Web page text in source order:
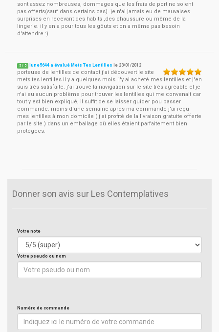
sont assez nombreuses, dommages que les frais de port ne soient
pas offerts(sauf dans certains cas). je n'ai jamais eu de mauvaises
surprises en recevant des habits ,des chaussure ou même de la
lingerie. il y en a pour tous les gôuts et on a même pas besoin
d'attendre :)
5 / 5 lune5644 a évalué Mets Tes Lentilles le 23/01/2012
porteuse de lentilles de contact j'ai découvert le site
mets tes lentilles il y a quelques mois. j'y ai acheté mes lentilles et j'en
suis très satisfaite. j'ai trouvé la navigation sur le site très agréable et je
n'ai eu aucun problème pour trouver les lentilles qui me convenait car
tout y est bien expliqué, il suffit de se laisser guider pou passer
commande. moins d'une semaine après ma commande j'ai reçu
mes lentilles à mon domicile ( j'ai profité de la livraison gratuite offerte
par le site ) dans un emballage où elles étaient parfaitement bien
protégées.
Donner son avis sur Les Contemplatives
Votre note
Votre pseudo ou nom
Numéro de commande